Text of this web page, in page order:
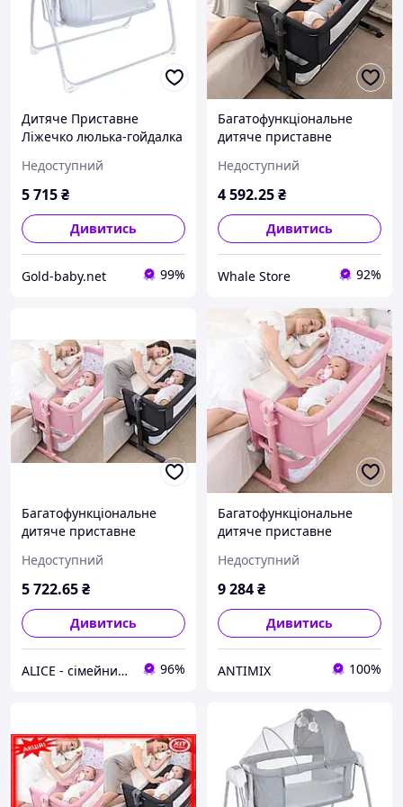
Дитяче Приставне
Ліжечко люлька-гойдалка
таймером та музикою
(8902)
Недоступний
5 715₴
Дивитись
Gold-baby.net 99%
Багатофункціональне
дитяче приставне
пеленалним столиком
Чорна
Недоступний
4 592.25₴
Дивитись
Whale Store 92%
Багатофункціональне
дитяче приставне
пеленалним столиком
Недоступний
5 722.65₴
Дивитись
ALICE - сімейний Інтернет-магазин, товари для всієї родини 96%
Багатофункціональне
дитяче приставне
сповивальним столиком
для новонароджених
Недоступний
9 284₴
Дивитись
ANTIMIX 100%